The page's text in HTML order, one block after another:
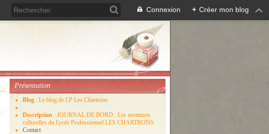
Connexion + Créer mon blog
Présentation
Blog : Le blog de LP Les Chartrons
Description : JOURNAL DE BORD : Les aventures
culturelles du Lycée Professionnel LES CHARTRONS
Contact